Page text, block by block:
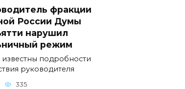
фракции
России Думы
нарушил
режим
известны подробности
руководителя
335